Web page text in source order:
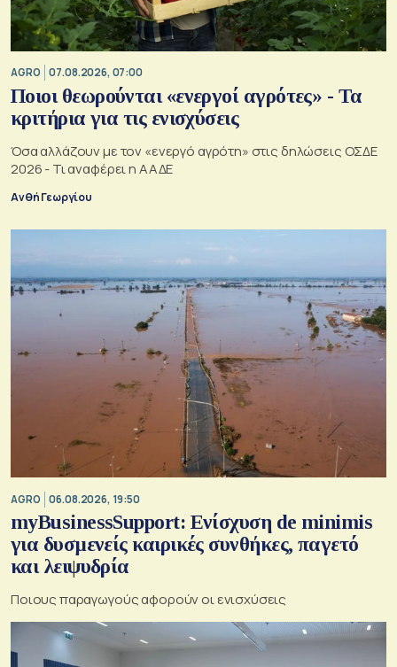
AGRO 07.08.2026, 07:00
Ποιοι θεωρούνται «ενεργοί αγρότες» - Τα
κριτήρια για τις ενισχύσεις
Όσα αλλάζουν με τον «ενεργό αγρότη» στις δηλώσεις ΟΣΔΕ
2026 - Τι αναφέρει η ΑΑΔΕ
Ανθή Γεωργίου
AGRO 06.08.2026, 19:50
myBusinessSupport: Ενίσχυση de minimis
για δυσμενείς καιρικές συνθήκες, παγετό
και λειψυδρία
Ποιους παραγωγούς αφορούν οι ενισχύσεις